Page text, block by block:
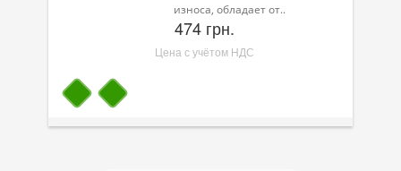
износа, обладает от..
474 грн.
Цена с учётом НДС